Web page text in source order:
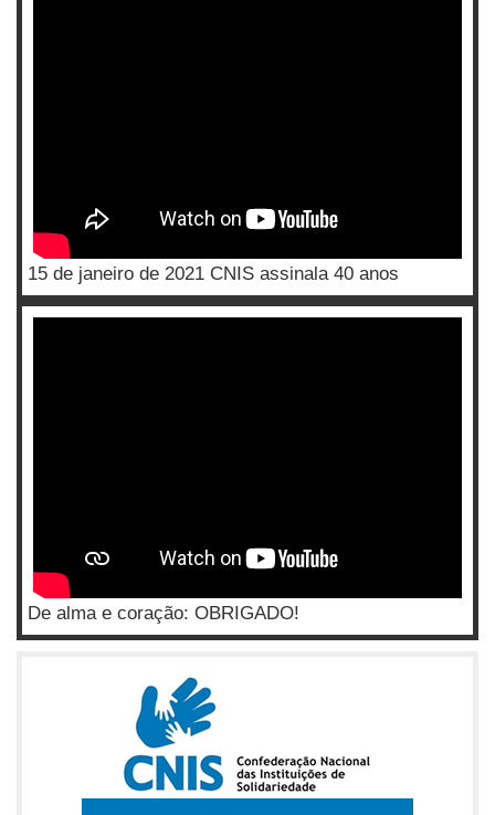
15 de janeiro de 2021 CNIS assinala 40 anos
De alma e coração: OBRIGADO!